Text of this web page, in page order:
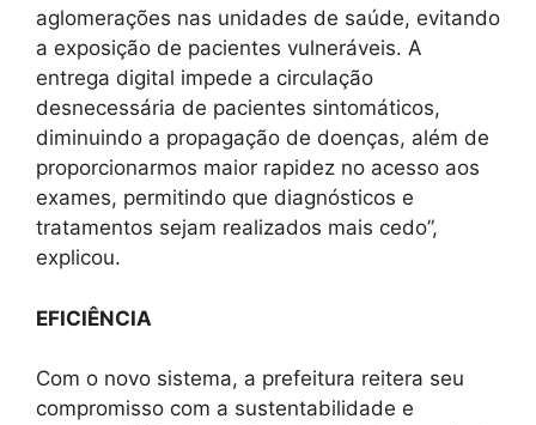
aglomerações nas unidades de saúde, evitando
a exposição de pacientes vulneráveis. A
entrega digital impede a circulação
desnecessária de pacientes sintomáticos,
diminuindo a propagação de doenças, além de
proporcionarmos maior rapidez no acesso aos
exames, permitindo que diagnósticos e
tratamentos sejam realizados mais cedo”,
explicou.
EFICIÊNCIA
Com o novo sistema, a prefeitura reitera seu
compromisso com a sustentabilidade e